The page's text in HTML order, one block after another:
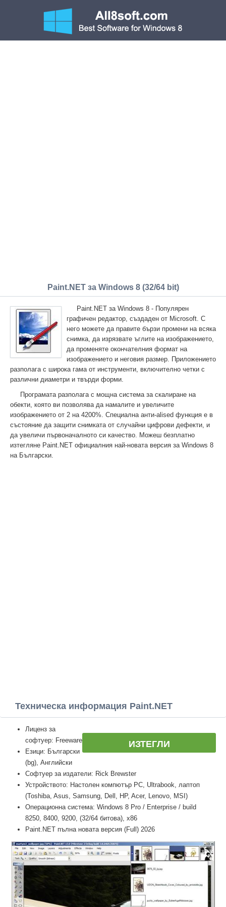
Paint.NET за Windows 8 (32/64 bit)
Paint.NET за Windows 8 - Популярен
графичен редактор, създаден от Microsoft. С
него можете да правите бързи промени на всяка
снимка, да изрязвате ъглите на изображението,
да променяте окончателния формат на
изображението и неговия размер. Приложението
разполага с широка гама от инструменти, включително четки с
различни диаметри и твърди форми.
Програмата разполага с мощна система за скалиране на
обекти, която ви позволява да намалите и увеличите
изображението от 2 на 4200%. Специална анти-alised функция е в
състояние да защити снимката от случайни цифрови дефекти, и
да увеличи първоначалното си качество. Можеш безплатно
изтегляне Paint.NET официалния най-новата версия за Windows 8
на Български.
Техническа информация Paint.NET
ИЗТЕГЛИ
Лиценз за
софтуер: Freeware
Езици: Български
(bg), Английски
Софтуер за издатели: Rick Brewster
Устройството: Настолен компютър PC, Ultrabook, лаптоп
(Toshiba, Asus, Samsung, Dell, HP, Acer, Lenovo, MSI)
Операционна система: Windows 8 Pro / Enterprise / build
8250, 8400, 9200, (32/64 битова), x86
Paint.NET пълна новата версия (Full) 2026